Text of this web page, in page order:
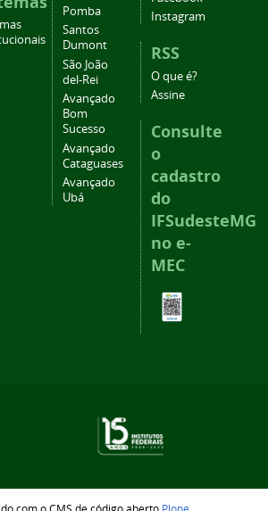
Pomba
Santos
Dumont
São João
del-Rei
Avançado
Bom
Sucesso
Avançado
Cataguases
Avançado
Ubá
Instagram
RSS
O que é?
Assine
Consulte
o
cadastro
do
IFSudesteMG
no e-
MEC